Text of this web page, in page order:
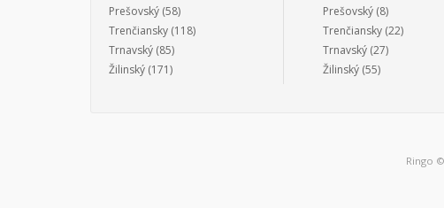
Prešovský (58)
Trenčiansky (118)
Trnavský (85)
Žilinský (171)
Prešovský(8)
Trenčiansky(22)
Trnavský(27)
Žilinský(55)
Ringo